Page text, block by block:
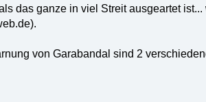
das ganze in viel Streit ausgeartet
von Garabandal sind 2